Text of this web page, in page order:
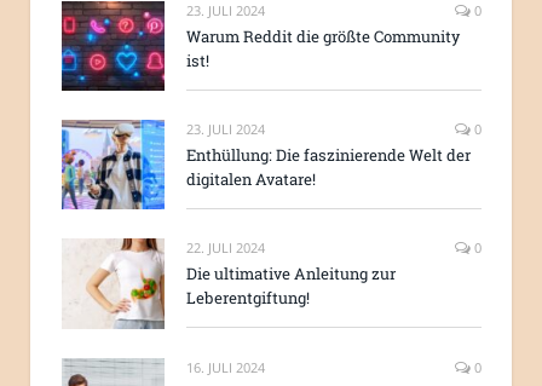
23. JULI 2024 0
Warum Reddit die größte Community
ist!
23. JULI 2024 0
Enthüllung: Die faszinierende Welt der
digitalen Avatare!
22. JULI 2024 0
Die ultimative Anleitung zur
Leberentgiftung!
16. JULI 2024 0